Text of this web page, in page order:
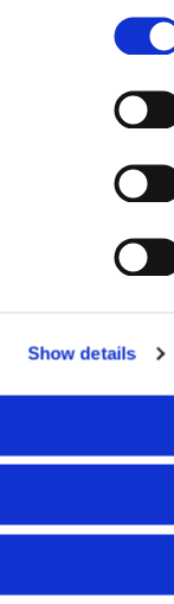
Show details